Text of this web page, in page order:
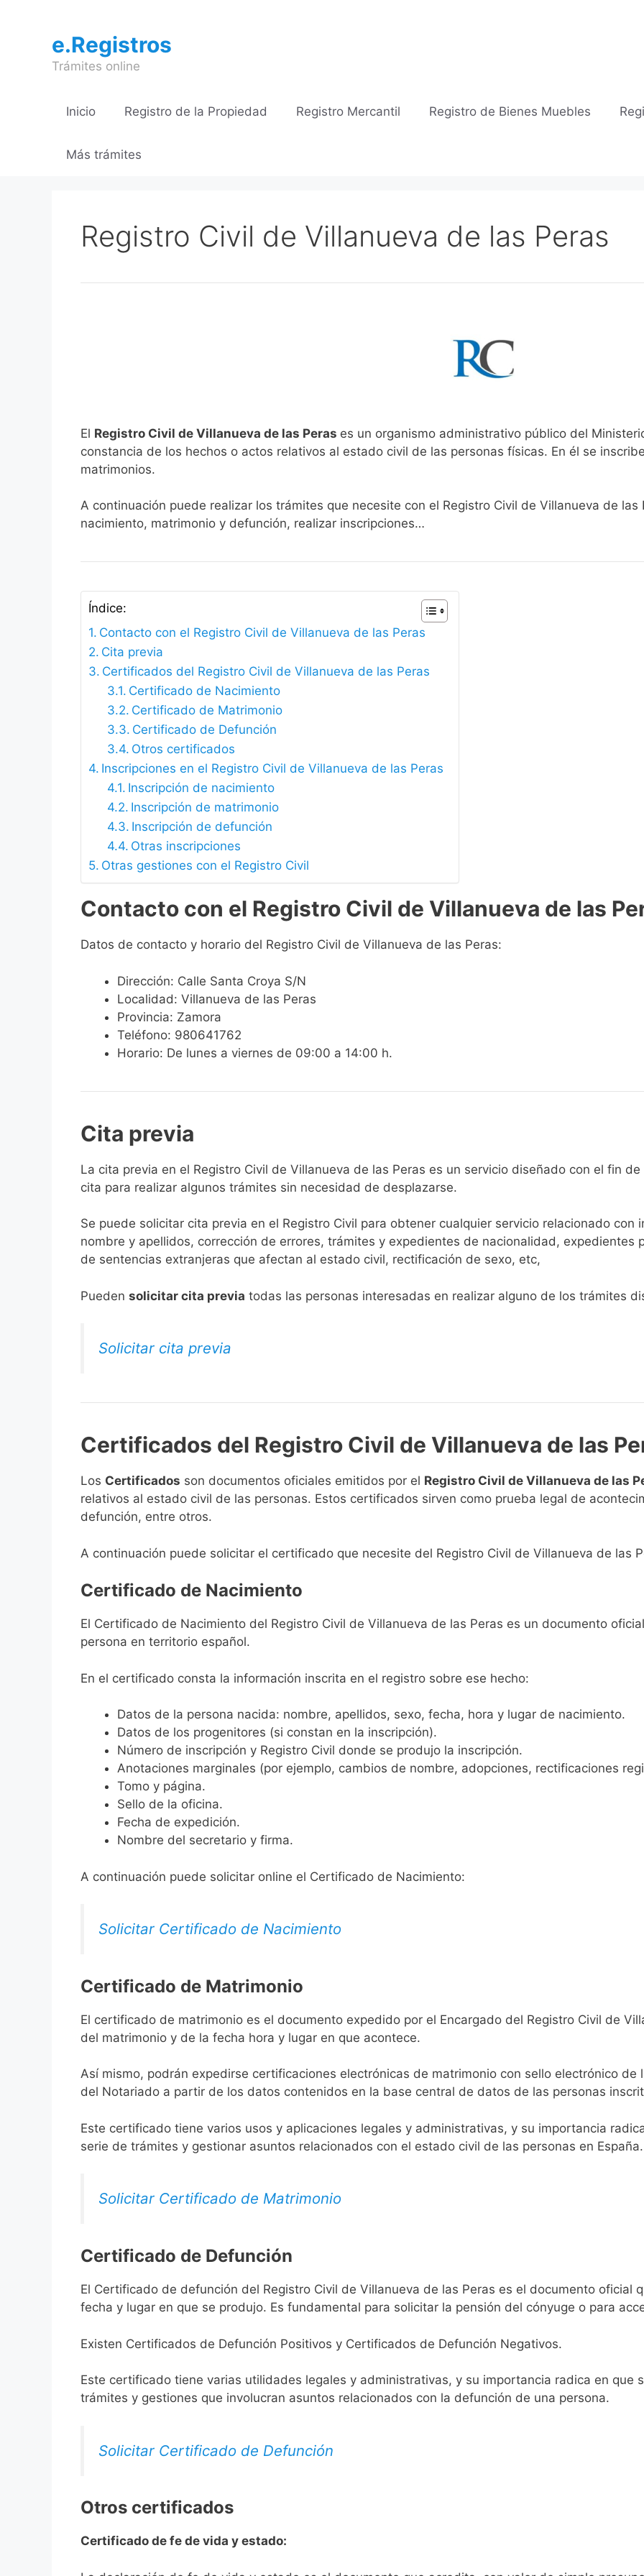
contenidoe.Registros
Trámites online
Inicio Registro de la Propiedad Registro Mercantil Registro de Bienes Muebles
Más trámites
Registro Civil de Villanueva de las Peras
El Registro Civil de Villanueva de las Peras es un organismo administrativo público del
constancia de los hechos o actos relativos al estado civil de las personas físicas. En él se
matrimonios.
A continuación puede realizar los trámites que necesite con el Registro Civil de Villanueva de
nacimiento, matrimonio y defunción, realizar inscripciones…
Índice:
Contacto con el Registro Civil de Villanueva de las Peras
Cita previa
Certificados del Registro Civil de Villanueva de las Peras
Certificado de Nacimiento
Certificado de Matrimonio
Certificado de Defunción
Otros certificados
Inscripciones en el Registro Civil de Villanueva de las Peras
Inscripción de nacimiento
Inscripción de matrimonio
Inscripción de defunción
Otras inscripciones
Otras gestiones con el Registro Civil
Contacto con el Registro Civil de Villanueva de las
Datos de contacto y horario del Registro Civil de Villanueva de las Peras:
Dirección: Calle Santa Croya S/N
Localidad: Villanueva de las Peras
Provincia: Zamora
Teléfono: 980641762
Horario: De lunes a viernes de 09:00 a 14:00 h.
Cita previa
​​​​​​​​​​​​​​​​​​​​​​​​​​​​La cita previa en el Registro Civil de Villanueva de las Peras es un servicio diseñado con el fin
cita para realizar algunos trámites sin necesidad de desplazarse.​
Se puede solicitar cita previa en el Registro Civil para obtener cualquier servicio relacionado
nombre y apellidos, corrección de errores, trámites y expedientes de nacionalidad, expedientes
de sentencias extranjeras que afectan al estado civil, rectificación de sexo, etc,
​Pueden solicitar cita previa todas las personas interesadas en realizar alguno de los trámites
Solicitar cita previa
Certificados del Registro Civil de Villanueva de las
Los Certificados son documentos oficiales emitidos por el Registro Civil de Villanueva de las
relativos al estado civil de las personas. Estos certificados sirven como prueba legal de
defunción, entre otros.
A continuación puede solicitar el certificado que necesite del Registro Civil de Villanueva de las
Certificado de Nacimiento
El Certificado de Nacimiento del Registro Civil de Villanueva de las Peras es un documento
persona en territorio español.
En el certificado consta la información inscrita en el registro sobre ese hecho:
Datos de la persona nacida: nombre, apellidos, sexo, fecha, hora y lugar de nacimiento.
Datos de los progenitores (si constan en la inscripción).
Número de inscripción y Registro Civil donde se produjo la inscripción.
Anotaciones marginales (por ejemplo, cambios de nombre, adopciones, rectificaciones
Tomo y página.
Sello de la oficina.
Fecha de expedición.
Nombre del secretario y firma.
A continuación puede solicitar online el Certificado de Nacimiento:
Solicitar Certificado de Nacimiento
Certificado de Matrimonio
El certificado de matrimonio es el documento expedido por el Encargado del Registro Civil de
del matrimonio y de la fecha hora y lugar en que acontece.
Así mismo, podrán expedirse certificaciones electrónicas de matrimonio con sello electrónico
del Notariado a partir de los datos contenidos en la base central de datos de las personas
Este certificado tiene varios usos y aplicaciones legales y administrativas, y su importancia
serie de trámites y gestionar asuntos relacionados con el estado civil de las personas en España.
Solicitar Certificado de Matrimonio
Certificado de Defunción
El Certificado de defunción del Registro Civil de Villanueva de las Peras es el documento oficial
fecha y lugar en que se produjo. Es fundamental para solicitar la pensión del cónyuge o para
Existen Certificados de Defunción Positivos y Certificados de Defunción Negativos.
Este certificado tiene varias utilidades legales y administrativas, y su importancia radica en que
trámites y gestiones que involucran asuntos relacionados con la defunción de una persona.
Solicitar Certificado de Defunción
Otros certificados
Certificado de fe de vida y estado: